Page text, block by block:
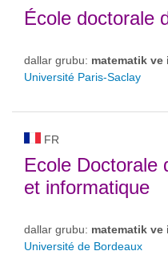
École doctorale
dallar grubu: matematik
Université Paris-Saclay
FR
Ecole Doctorale
et informatique
dallar grubu: matematik
Université de Bordeaux